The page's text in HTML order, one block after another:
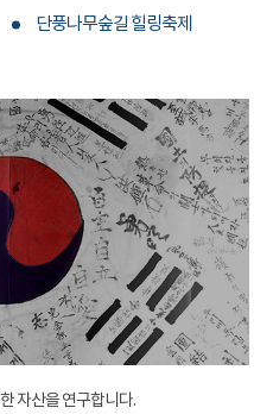
단풍나무숲길 힐링축제
자산을 연구합니다.